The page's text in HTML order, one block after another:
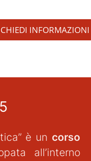
INFORMAZIONI
è un corso
all’interno